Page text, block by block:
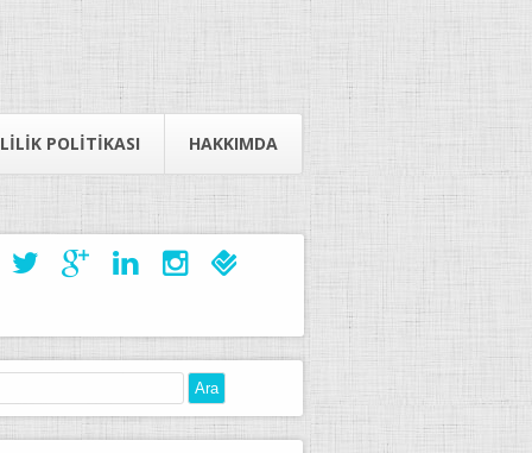
POLITIKASI HAKKIMDA